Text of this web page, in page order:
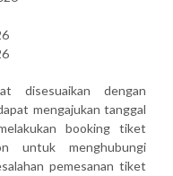
disesuaikan dengan
mengajukan tanggal
booking tiket
untuk menghubungi
pemesanan tiket